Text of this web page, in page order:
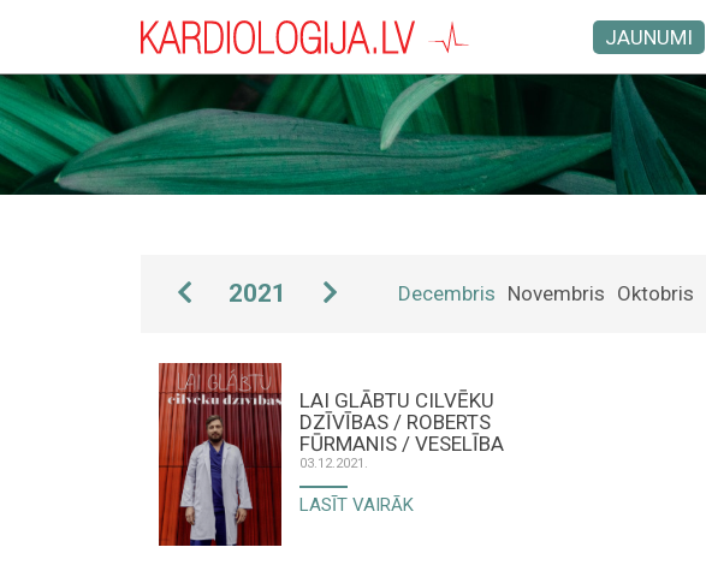
JAUNUMI
2021 Decembris Novembris Oktobris
LAI GLĀBTU CILVĒKU
DZĪVĪBAS / ROBERTS
FŪRMANIS / VESELĪBA
03.12.2021.
LASĪT VAIRĀK